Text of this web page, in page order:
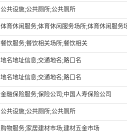
公共设施;公共厕所;公共厕所
体育休闲服务;体育休闲服务场所;体育休闲服务
餐饮服务;餐饮相关场所;餐饮相关
地名地址信息;交通地名;路口名
地名地址信息;交通地名;路口名
金融保险服务;保险公司;中国人寿保险公司
公共设施;公共厕所;公共厕所
购物服务;家居建材市场;建材五金市场